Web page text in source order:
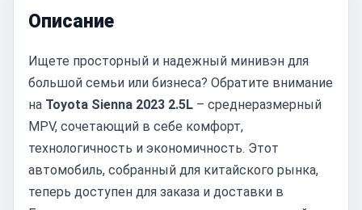
Описание
Ищете просторный и надежный минивэн для
большой семьи или бизнеса? Обратите внимание
на Toyota Sienna 2023 2.5L – среднеразмерный
MPV, сочетающий в себе комфорт,
технологичность и экономичность. Этот
автомобиль, собранный для китайского рынка,
теперь доступен для заказа и доставки в